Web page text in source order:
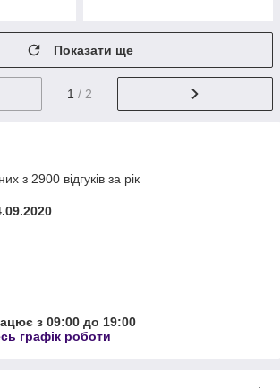
Показати ще
1 / 2
з 2900 відгуків за рік
з 09:00 до 19:00
графік роботи